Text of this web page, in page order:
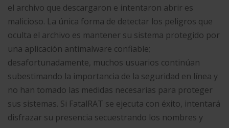
el archivo que descargaron e intentaron abrir es
malicioso. La única forma de detectar los peligros que
oculta el archivo es mantener su sistema protegido por
una aplicación antimalware confiable;
desafortunadamente, muchos usuarios continúan
subestimando la importancia de la seguridad en línea y
no han tomado las medidas necesarias para proteger
sus sistemas. Si FatalRAT se ejecuta con éxito, intentará
disfrazar su presencia secuestrando los nombres y